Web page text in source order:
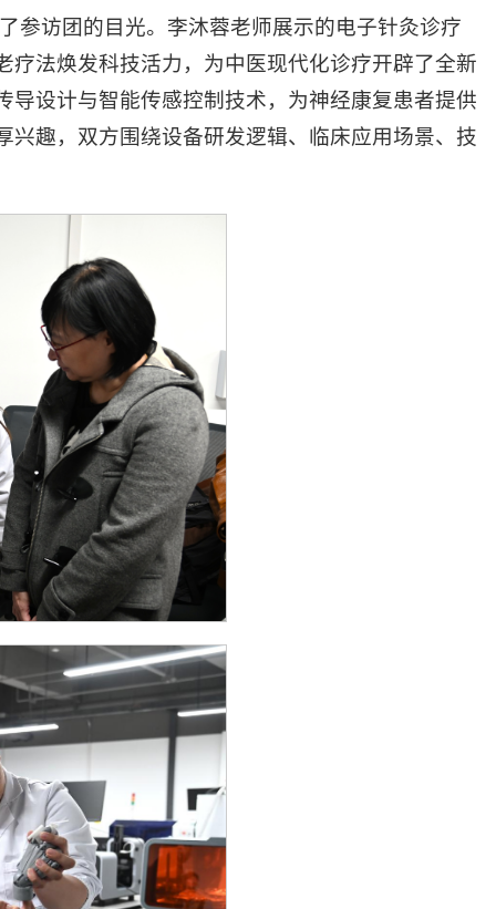
参访团的目光。李沐蓉老师展示的电子针灸诊疗
法焕发科技活力，为中医现代化诊疗开辟了全新
设计与智能传感控制技术，为神经康复患者提供
趣，双方围绕设备研发逻辑、临床应用场景、技